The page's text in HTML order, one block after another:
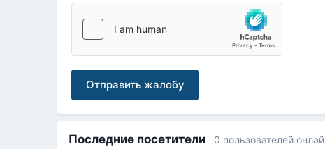
Отправить жалобу
Последние посетители 0 пользователей